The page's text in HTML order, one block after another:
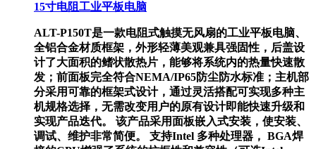
15寸电阻工业平板电脑
ALT-P150T是一款电阻式触摸无风扇的工业平板电脑、
全铝合金材质框架，外形轻薄美观兼具强固性，后盖设
计了大面积的鳍状散热片，能够将系统内的热量快速散
发；前面板完全符合NEMA/IP65防尘防水标准；主机部
分采用可靠的框架式设计，通过灵活搭配可实现多种主
机规格选择，无需改变用户的原有设计即能快速升级和
实现产品迭代。 该产品采用面板嵌入式安装，使安装、
调试、维护非常简便。 支持Intel 多种处理器， BGA焊